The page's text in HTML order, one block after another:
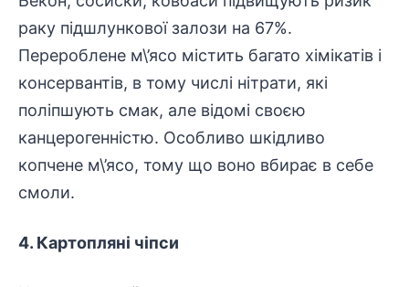
раку підшлункової залози на 67%.
Перероблене м\’ясо містить багато хімікатів і
консервантів, в тому числі нітрати, які
поліпшують смак, але відомі своєю
канцерогенністю. Особливо шкідливо
копчене м\’ясо, тому що воно вбирає в себе
смоли.
4. Картопляні чіпси